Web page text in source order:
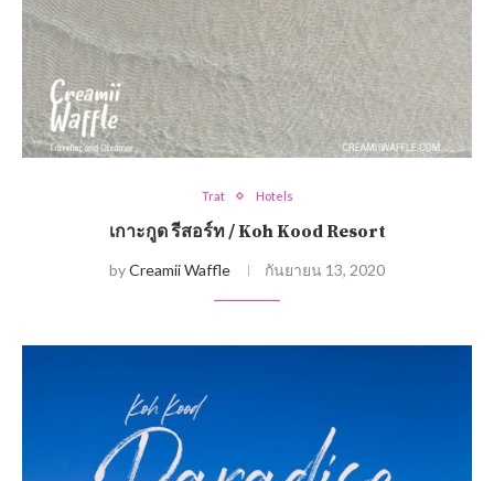
Trat Hotels
เกาะกูด รีสอร์ท / Koh Kood Resort
byCreamii Waffle กันยายน 13, 2020